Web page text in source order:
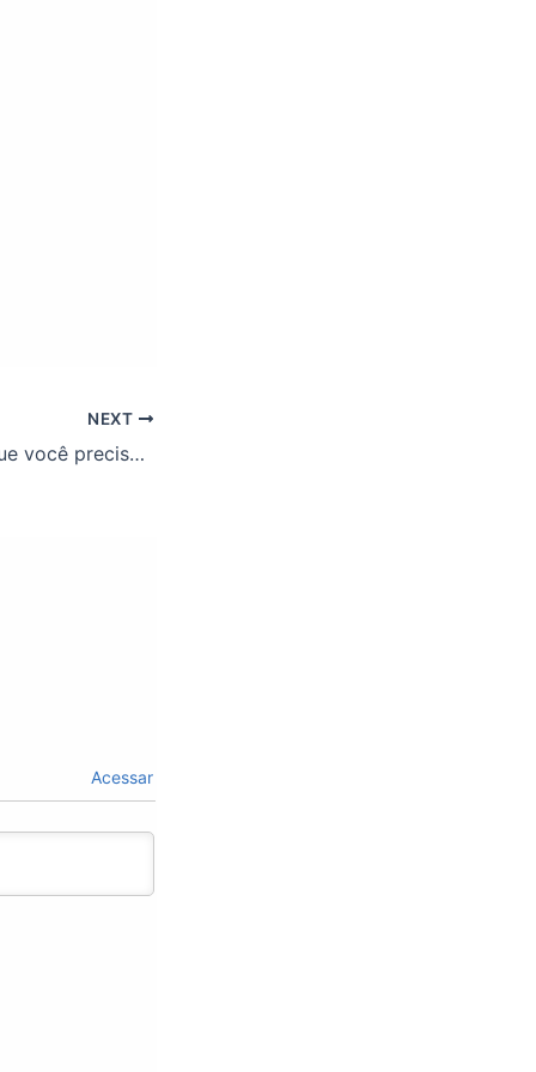
NEXT
Entenda tudo o que você precisa saber sobre o RSC agora que o decreto foi publicado!
Acessar